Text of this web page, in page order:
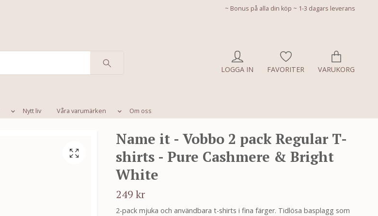
~ Bonus på alla din köp ~ 1-3 dagars leverans
LOGGA IN FAVORITER VARUKORG
Nytt liv Våra varumärken Om oss
Name it - Vobbo 2 pack Regular T-
shirts - Pure Cashmere & Bright
White
249 kr
2-pack mjuka och användbara t-shirts i fina färger. Tidlösa basplagg som